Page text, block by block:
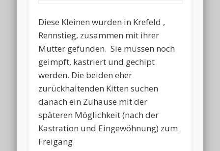
Diese Kleinen wurden in Krefeld ,
Rennstieg, zusammen mit ihrer
Mutter gefunden. Sie müssen noch
geimpft, kastriert und gechipt
werden. Die beiden eher
zurückhaltenden Kitten suchen
danach ein Zuhause mit der
späteren Möglichkeit (nach der
Kastration und Eingewöhnung) zum
Freigang.